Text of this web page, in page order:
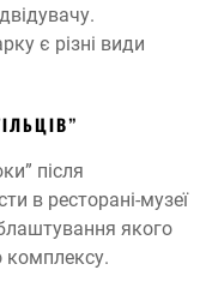
є різні види
після
в ресторані-музеї
якого
комплексу.